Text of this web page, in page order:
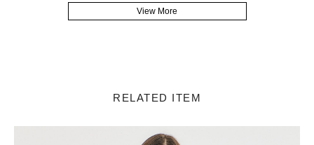
View More
RELATED ITEM